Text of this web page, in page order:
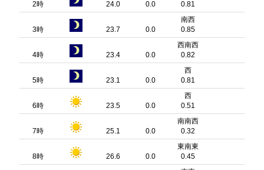
2時 24.0 0.0
0.81
3時 23.7 0.0
南西
0.85
4時 23.4 0.0
西南西
0.82
5時 23.1 0.0
西
0.81
6時 23.5 0.0
西
0.51
7時 25.1 0.0
南南西
0.32
8時 26.6 0.0
東南東
0.45